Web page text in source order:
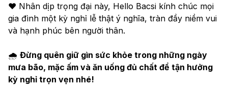
❤️ Nhân dịp trọng đại này, Hello Bacsi kính chúc mọi
gia đình một kỳ nghỉ lễ thật ý nghĩa, tràn đầy niềm vui
và hạnh phúc bên người thân.
🌧 Đừng quên giữ gìn sức khỏe trong những ngày
mưa bão, mặc ấm và ăn uống đủ chất để tận hưởng
kỳ nghỉ trọn vẹn nhé!